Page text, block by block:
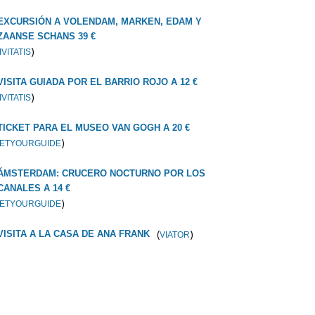
A VOLENDAM, MARKEN, EDAM Y
SCHANS 39 €
)
GUIADA POR EL BARRIO ROJO A 12 €
)
PARA EL MUSEO VAN GOGH A 20 €
)
CRUCERO NOCTURNO POR LOS
A 14 €
)
A LA CASA DE ANA FRANK (VIATOR)